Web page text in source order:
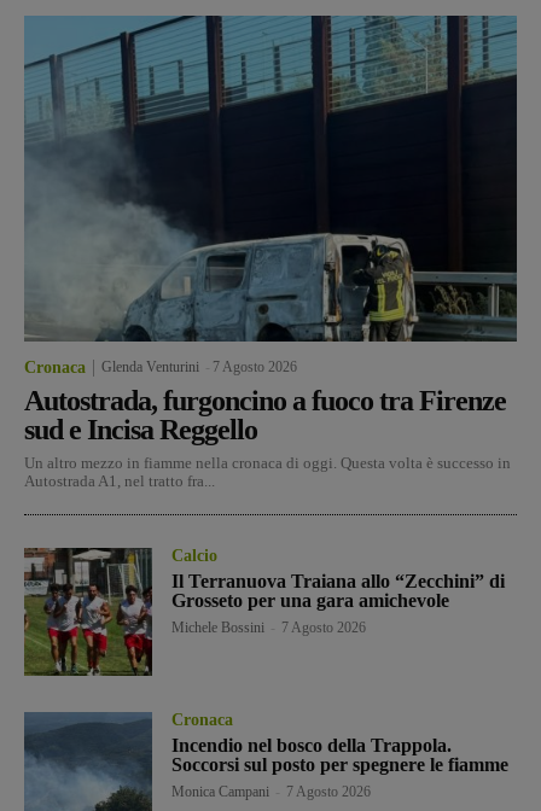
Cronaca Glenda Venturini 7 Agosto 2026
Autostrada, furgoncino a fuoco tra Firenze
sud e Incisa Reggello
Un altro mezzo in fiamme nella cronaca di oggi. Questa volta è successo in
Autostrada A1, nel tratto fra...
Calcio
Il Terranuova Traiana allo “Zecchini” di
Grosseto per una gara amichevole
Michele Bossini 7 Agosto 2026
Cronaca
Incendio nel bosco della Trappola.
Soccorsi sul posto per spegnere le fiamme
Monica Campani 7 Agosto 2026